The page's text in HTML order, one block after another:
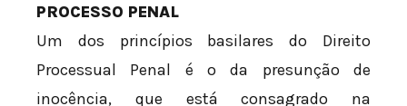
PROCESSO PENAL
Um dos princípios basilares do Direito
Processual Penal é o da presunção de
inocência, que está consagrado na